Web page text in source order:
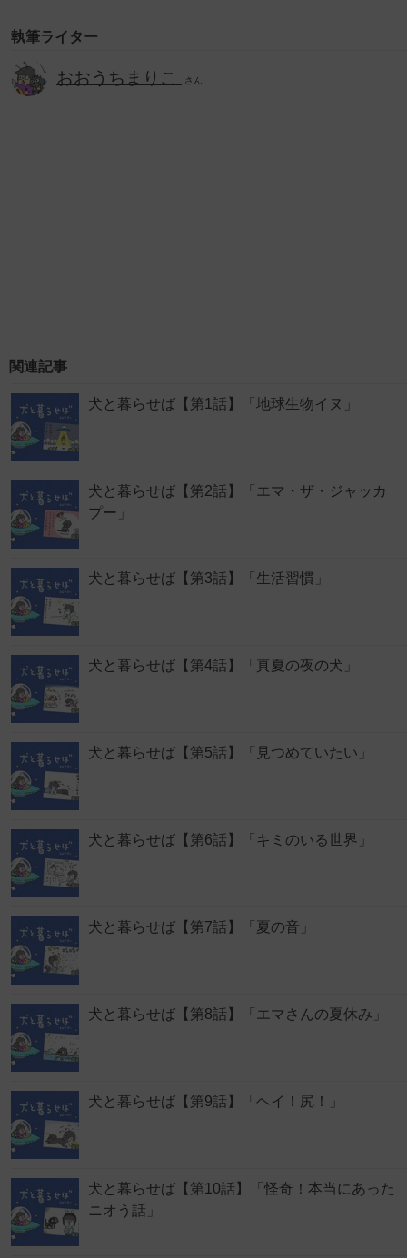
執筆ライター
おおうちまりこ さん
関連記事
犬と暮らせば【第1話】「地球生物イヌ」
犬と暮らせば【第2話】「エマ・ザ・ジャッカ
プー」
犬と暮らせば【第3話】「生活習慣」
犬と暮らせば【第4話】「真夏の夜の犬」
犬と暮らせば【第5話】「見つめていたい」
犬と暮らせば【第6話】「キミのいる世界」
犬と暮らせば【第7話】「夏の音」
犬と暮らせば【第8話】「エマさんの夏休み」
犬と暮らせば【第9話】「ヘイ！尻！」
犬と暮らせば【第10話】「怪奇！本当にあった
ニオう話」